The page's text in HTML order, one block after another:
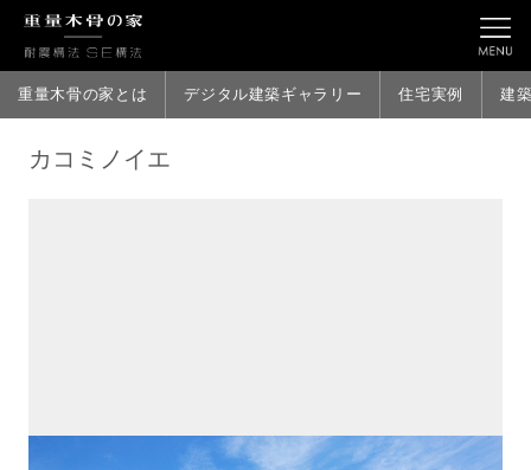
重量木骨の家とは デジタル建築ギャラリー 住宅実例 建
カコミノイエ